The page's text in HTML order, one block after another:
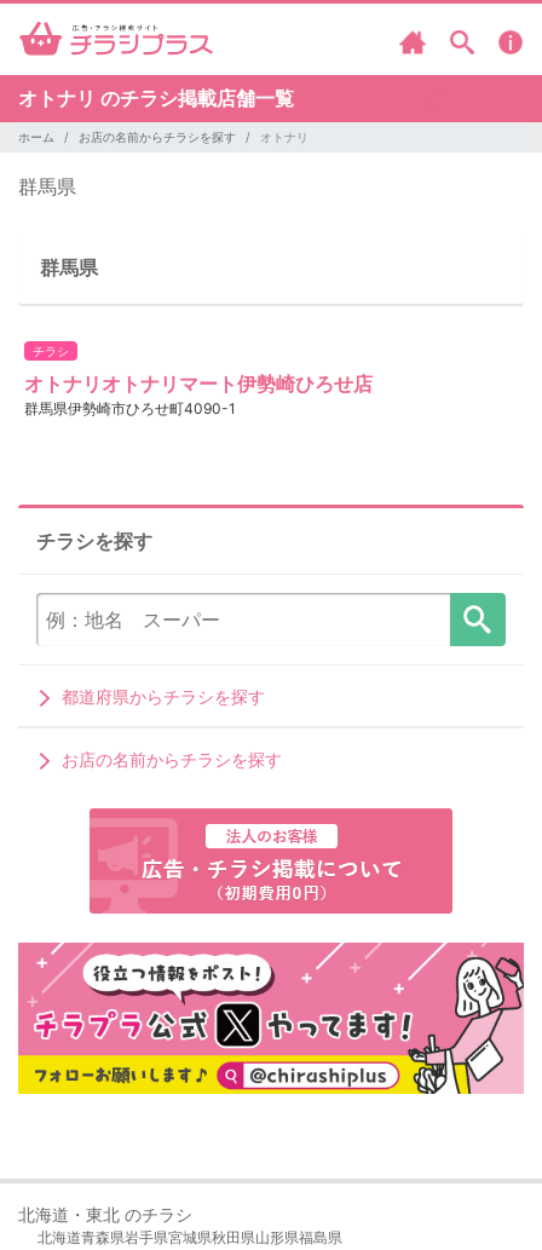
オトナリ のチラシ掲載店舗一覧
ホーム お店の名前からチラシを探す オトナリ
群馬県
群馬県
チラシ
オトナリオトナリマート伊勢崎ひろせ店
群馬県伊勢崎市ひろせ町4090-1
チラシを探す
都道府県からチラシを探す
お店の名前からチラシを探す
北海道・東北 のチラシ
北海道青森県岩手県宮城県秋田県山形県福島県